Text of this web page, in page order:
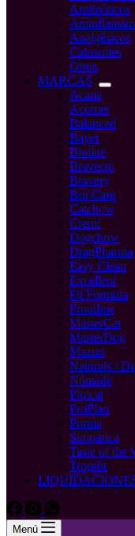
Antibióticos
Analgésicos
Calmantes
Otros
MARCAS
Acana
Acomer
Balanced
Bayer
Bioline
Bravecto
Bravery
Brit Care
Catchow
Cremi
Dogchow
DragPharma
Easy Clean
Excellent
Fit Formula
Frontline
MasterCat
MasterDog
Mazuri
Naturals /
Nómade
Pipicat
ProPlan
Purina
Simparica
Taste of the
Tropifit
Menú